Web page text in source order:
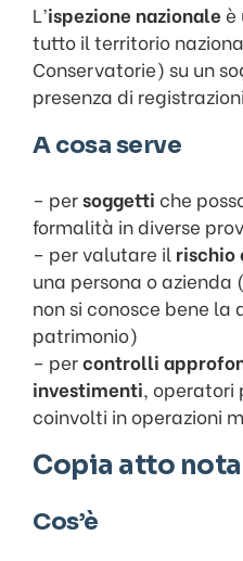
L’ispezione nazionale è
tutto il territorio
Conservatorie) su un
presenza di
A cosa serve
– persoggetti che
formalità in diverse
– per valutare il rischio
una persona o
non si conosce bene la
patrimonio)
– percontrolli
investimenti, operatori
coinvolti in operazioni
Copia atto
Cos’è